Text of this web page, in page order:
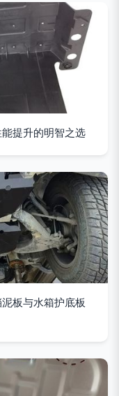
提升的明智之选
板与水箱护底板